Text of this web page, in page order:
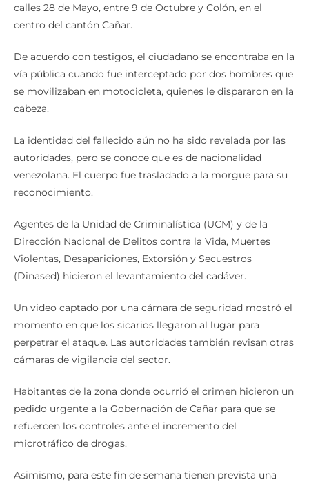
calles 28 de Mayo, entre 9 de Octubre y Colón, en el
centro del cantón Cañar.
De acuerdo con testigos, el ciudadano se encontraba en la
vía pública cuando fue interceptado por dos hombres que
se movilizaban en motocicleta, quienes le dispararon en la
cabeza.
La identidad del fallecido aún no ha sido revelada por las
autoridades, pero se conoce que es de nacionalidad
venezolana. El cuerpo fue trasladado a la morgue para su
reconocimiento.
Agentes de la Unidad de Criminalística (UCM) y de la
Dirección Nacional de Delitos contra la Vida, Muertes
Violentas, Desapariciones, Extorsión y Secuestros
(Dinased) hicieron el levantamiento del cadáver.
Un video captado por una cámara de seguridad mostró el
momento en que los sicarios llegaron al lugar para
perpetrar el ataque. Las autoridades también revisan otras
cámaras de vigilancia del sector.
Habitantes de la zona donde ocurrió el crimen hicieron un
pedido urgente a la Gobernación de Cañar para que se
refuercen los controles ante el incremento del
microtráfico de drogas.
Asimismo, para este fin de semana tienen prevista una